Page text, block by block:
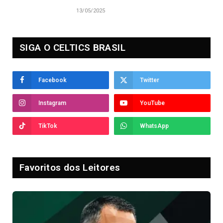
13/05/2025
SIGA O CELTICS BRASIL
Facebook Twitter
Instagram YouTube
TikTok WhatsApp
Favoritos dos Leitores